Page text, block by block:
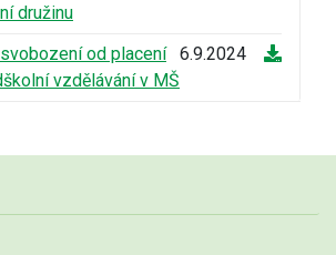
družinu
od placení
vzdělávání v MŠ
6.9.2024